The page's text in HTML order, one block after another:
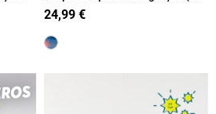
29)
24,99 €